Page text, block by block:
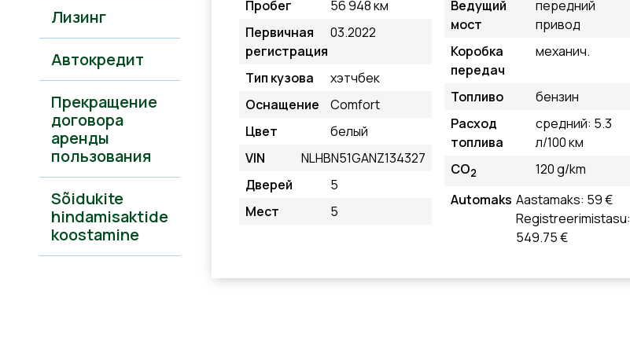
Лизинг
Автокредит
Прекращение
договора
аренды
пользования
Sõidukite
hindamisaktide
koostamine
Пробег
56 948 км
Первичная
регистрация
03.2022
Тип кузова
хэтчбек
Оснащение
Comfort
Цвет
белый
VIN
NLHBN51GANZ134327
Дверей
5
Мест
5
Ведущий
мост
передний
привод
Коробка
передач
механич.
Топливо
бензин
Расход
топлива
средний: 5.3
л/100 км
CO2
120 g/km
Automaks Aastamaks: 59 €
Registreerimistasu:
549.75 €